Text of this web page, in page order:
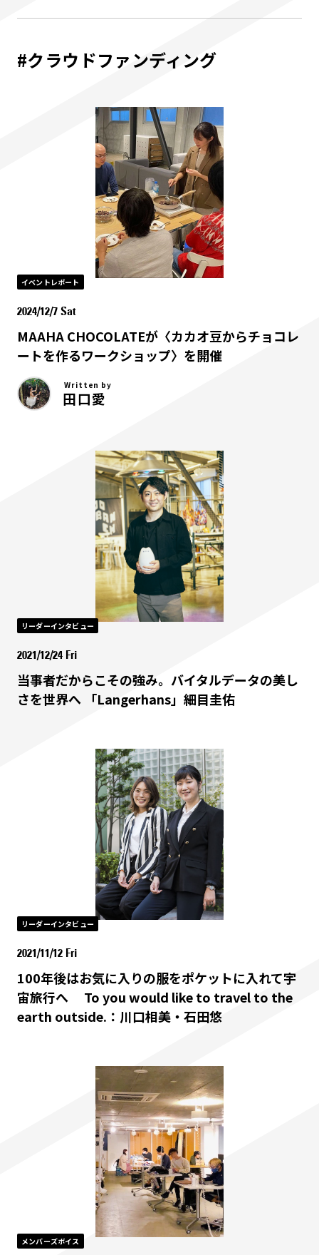
#クラウドファンディング
イベントレポート
2024/12/7 Sat
MAAHA CHOCOLATEが〈カカオ豆からチョコレ
ートを作るワークショップ〉を開催
Written by
田口愛
リーダーインタビュー
2021/12/24 Fri
当事者だからこその強み。バイタルデータの美し
さを世界へ 「Langerhans」細目圭佑
リーダーインタビュー
2021/11/12 Fri
100年後はお気に入りの服をポケットに入れて宇
宙旅行へ To you would like to travel to the
earth outside.：川口相美・石田悠
メンバーズボイス